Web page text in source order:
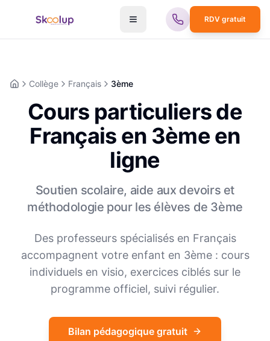
RDV gratuit
AccueilCollège Français 3ème
Cours particuliers de
Français en 3ème en
ligne
Soutien scolaire, aide aux devoirs et
méthodologie pour les élèves de 3ème
Des professeurs spécialisés en Français
accompagnent votre enfant en 3ème: cours
individuels en visio, exercices ciblés sur le
programme officiel, suivi régulier.
Bilan pédagogique gratuit